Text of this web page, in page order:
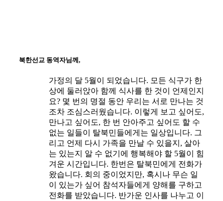
북한선교 동역자님께,
가정의 달 5월이 되었습니다. 모든 식구가 한
상에 둘러앉아 함께 식사를 한 것이 언제인지
요? 몇 번의 명절 동안 우리는 서로 만나는 것
조차 조심스러웠습니다. 이렇게 보고 싶어도,
만나고 싶어도, 한 번 안아주고 싶어도 할 수
없는 일들이 탈북민들에게는 일상입니다. 그
리고 언제 다시 가족을 만날 수 있을지, 살아
는 있는지 알 수 없기에 행복해야 할 5월이 힘
겨운 시간입니다. 한번은 탈북민에게 전화가
왔습니다. 회의 중이었지만, 혹시나 무슨 일
이 있는가 싶어 참석자들에게 양해를 구하고
전화를 받았습니다. 반가운 인사를 나누고 이